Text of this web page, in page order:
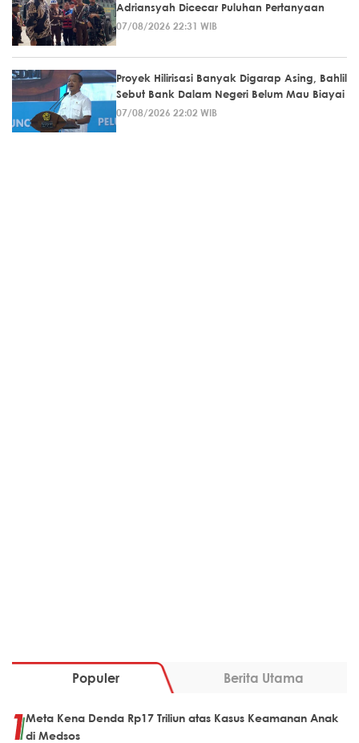
Adriansyah Dicecar Puluhan Pertanyaan
07/08/2026 22:31 WIB
Proyek Hilirisasi Banyak Digarap Asing, Bahlil
Sebut Bank Dalam Negeri Belum Mau Biayai
07/08/2026 22:02 WIB
Populer Berita Utama
Meta Kena Denda Rp17 Triliun atas Kasus Keamanan Anak
di Medsos